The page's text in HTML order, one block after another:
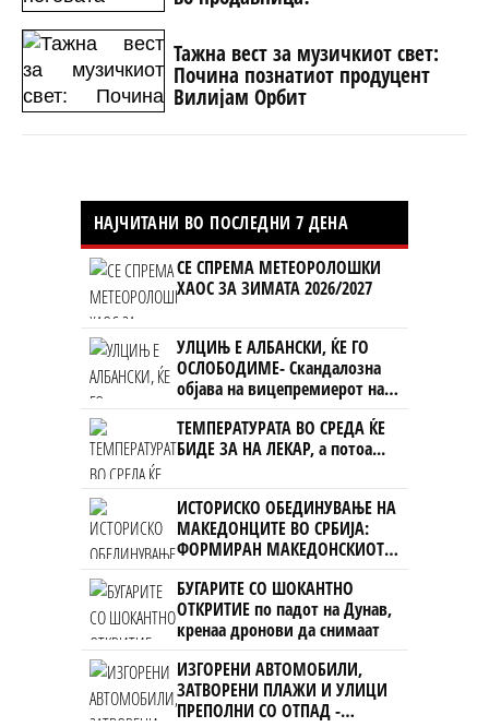
Тажна вест за музичкиот свет:
Почина познатиот продуцент
Вилијам Орбит
НАЈЧИТАНИ ВО ПОСЛЕДНИ 7 ДЕНА
СЕ СПРЕМА МЕТЕОРОЛОШКИ
ХАОС ЗА ЗИМАТА 2026/2027
УЛЦИЊ Е АЛБАНСКИ, ЌЕ ГО
ОСЛОБОДИМЕ- Скандалозна
објава на вицепремиерот на
Црна Гора
ТЕМПЕРАТУРАТА ВО СРЕДА ЌЕ
БИДЕ ЗА НА ЛЕКАР, а потоа...
ИСТОРИСКО ОБЕДИНУВАЊЕ НА
МАКЕДОНЦИТЕ ВО СРБИЈА:
ФОРМИРАН МАКЕДОНСКИОТ
НАЦИОНАЛЕН СОЈУЗ
БУГАРИТЕ СО ШОКАНТНО
ОТКРИТИЕ по падот на Дунав,
кренаа дронови да снимаат
ИЗГОРЕНИ АВТОМОБИЛИ,
ЗАТВОРЕНИ ПЛАЖИ И УЛИЦИ
ПРЕПОЛНИ СО ОТПАД -